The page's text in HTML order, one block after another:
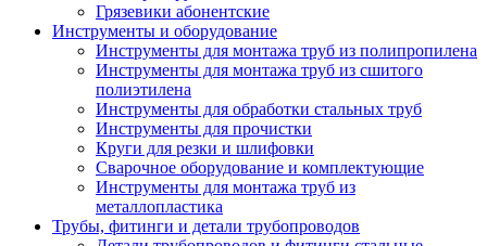
Грязевики абонентские
Инструменты и оборудование
Инструменты для монтажа труб из полипропилена
Инструменты для монтажа труб из сшитого
полиэтилена
Инструменты для обработки стальных труб
Инструменты для прочистки
Круги для резки и шлифовки
Сварочное оборудование и комплектующие
Инструменты для монтажа труб из
металлопластика
Трубы, фитинги и детали трубопроводов